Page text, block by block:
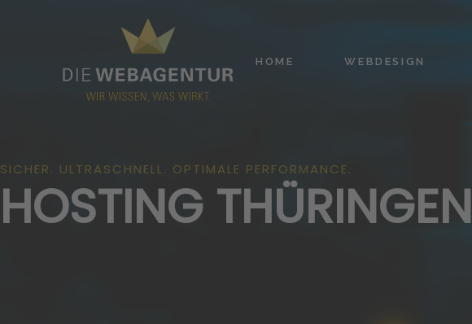
HOME WEBDESIGN
SICHER. ULTRASCHNELL. OPTIMALE PERFORMANCE.
HOSTING THÜRINGEN